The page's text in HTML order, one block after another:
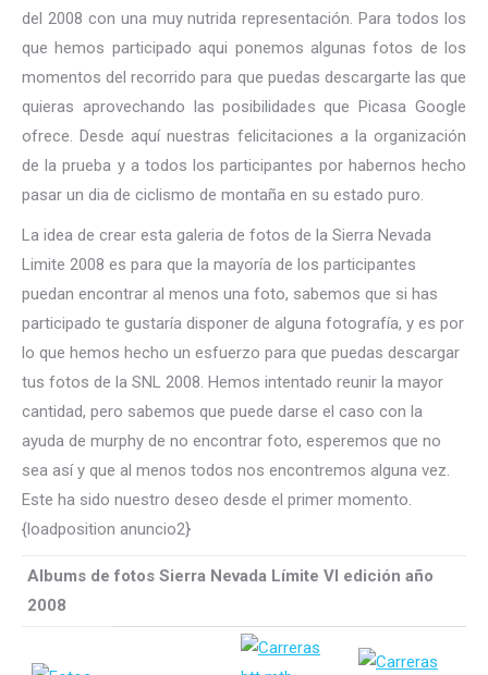
del 2008 con una muy nutrida representación. Para todos los
que hemos participado aqui ponemos algunas fotos de los
momentos del recorrido para que puedas descargarte las que
quieras aprovechando las posibilidades que Picasa Google
ofrece. Desde aquí nuestras felicitaciones a la organización
de la prueba y a todos los participantes por habernos hecho
pasar un dia de ciclismo de montaña en su estado puro.
La idea de crear esta galeria de fotos de la Sierra Nevada
Limite 2008 es para que la mayoría de los participantes
puedan encontrar al menos una foto, sabemos que si has
participado te gustaría disponer de alguna fotografía, y es por
lo que hemos hecho un esfuerzo para que puedas descargar
tus fotos de la SNL 2008. Hemos intentado reunir la mayor
cantidad, pero sabemos que puede darse el caso con la
ayuda de murphy de no encontrar foto, esperemos que no
sea así y que al menos todos nos encontremos alguna vez.
Este ha sido nuestro deseo desde el primer momento.
{loadposition anuncio2}
Albums de fotos Sierra Nevada Límite VI edición año
2008